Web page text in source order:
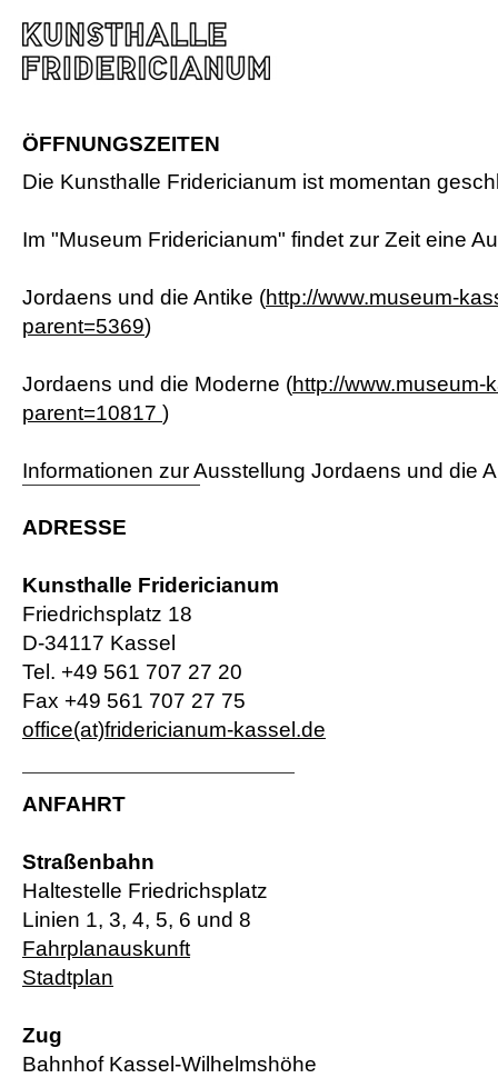
ÖFFNUNGSZEITEN
Die Kunsthalle Fridericianum ist momentan
Im "Museum Fridericianum" findet zur Zeit eine
Jordaens und die Antike (http://www.museum-
parent=5369)
Jordaens und die Moderne (http://www.museum-
parent=10817 )
Informationen zur Ausstellung Jordaens und die
ADRESSE
Kunsthalle Fridericianum
Friedrichsplatz 18
D-34117 Kassel
Tel. +49 561 707 27 20
Fax +49 561 707 27 75
office(at)fridericianum-kassel.de
ANFAHRT
Straßenbahn
Haltestelle Friedrichsplatz
Linien 1, 3, 4, 5, 6 und 8
Fahrplanauskunft
Stadtplan
Zug
Bahnhof Kassel-Wilhelmshöhe